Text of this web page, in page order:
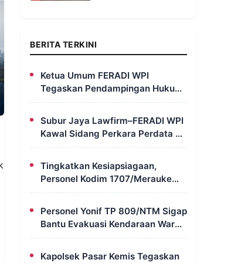
BERITA TERKINI
Ketua Umum FERADI WPI
Tegaskan Pendampingan Hukum
untuk Fam Fuk Tjhong Tetap
Berjalan, Hormati Proses
Penyidikan dan LHP BK DPRD
Lebak
Subur Jaya Lawfirm–FERADI WPI
Kawal Sidang Perkara Perdata di
PN Semarang, Tergugat Kembali
Absen, Sidang Ditunda 13
Agustus 2026
Tingkatkan Kesiapsiagaan,
Personel Kodim 1707/Merauke
Asah Ketrampilan Bersama
Petugas Damkar
Personel Yonif TP 809/NTM Sigap
Bantu Evakuasi Kendaraan Warga
Wapoania yang Terperosok ke
Kapolsek Pasar Kemis Tegaskan